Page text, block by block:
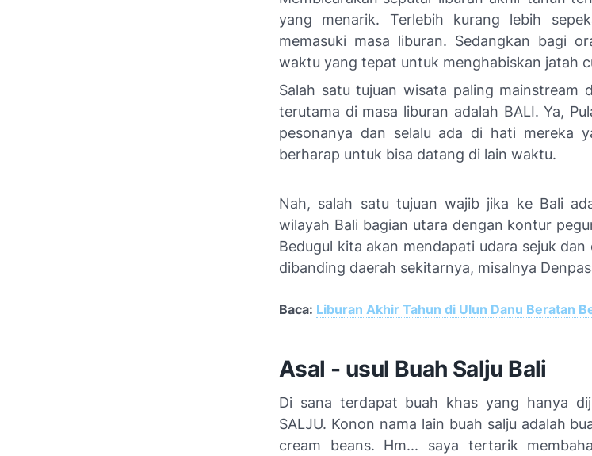
yang menarik. Terlebih kurang lebih
memasuki masa liburan. Sedangkan bagi
waktu yang tepat untuk menghabiskan jatah
Salah satu tujuan wisata paling mainstream
terutama di masa liburan adalah BALI. Ya,
pesonanya dan selalu ada di hati mereka
berharap untuk bisa datang di lain waktu.
Nah, salah satu tujuan wajib jika ke Bali
wilayah Bali bagian utara dengan kontur
Bedugul kita akan mendapati udara sejuk
dibanding daerah sekitarnya, misalnya
Baca: Liburan Akhir Tahun di Ulun Danu Beratan
Asal - usul Buah Salju Bali
Di sana terdapat buah khas yang hanya
SALJU. Konon nama lain buah salju adalah
cream beans. Hm... saya tertarik